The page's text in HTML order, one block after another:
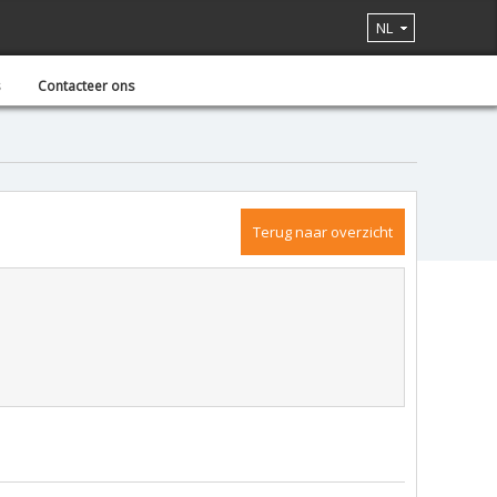
NL
Contacteer ons
Terug naar overzicht